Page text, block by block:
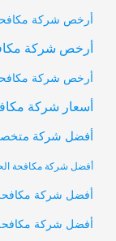
أرخص شركة
أرخص شركة
أرخص شركة
أسعار شركة
أفضل شركة
أفضل شركة مكافحة
أفضل شركة
أفضل شركة